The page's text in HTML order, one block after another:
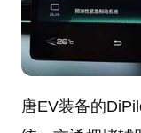
唐EV装备的